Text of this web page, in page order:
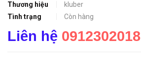
Thương hiệu
kluber
Tình trạng
Còn hàng
Liên hệ 0912302018